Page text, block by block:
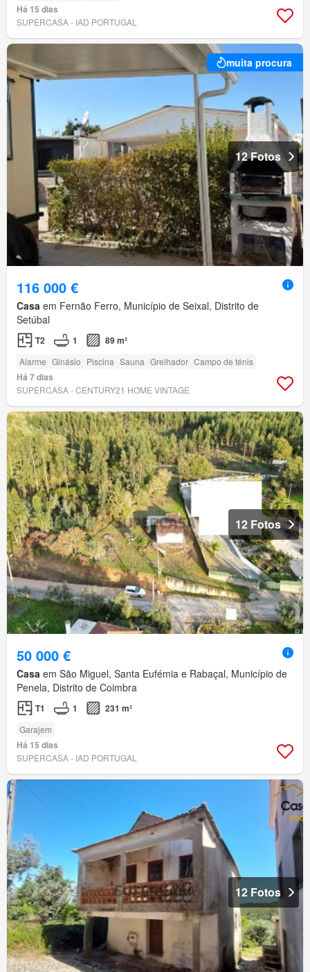
Há 15 dias
SUPERCASA - IAD PORTUGAL
muita procura
12 Fotos
116 000 €
Casa em Fernão Ferro, Município de Seixal, Distrito de
Setúbal
T2 1 89 m²
Alarme Ginásio Piscina Sauna Grelhador Campo de ténis
Há 7 dias
SUPERCASA - CENTURY21 HOME VINTAGE
12 Fotos
50 000 €
Casa em São Miguel, Santa Eufémia e Rabaçal, Município de
Penela, Distrito de Coimbra
T1 1 231 m²
Garajem
Há 15 dias
SUPERCASA - IAD PORTUGAL
12 Fotos